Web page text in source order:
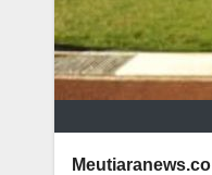
Meutiaranews.co